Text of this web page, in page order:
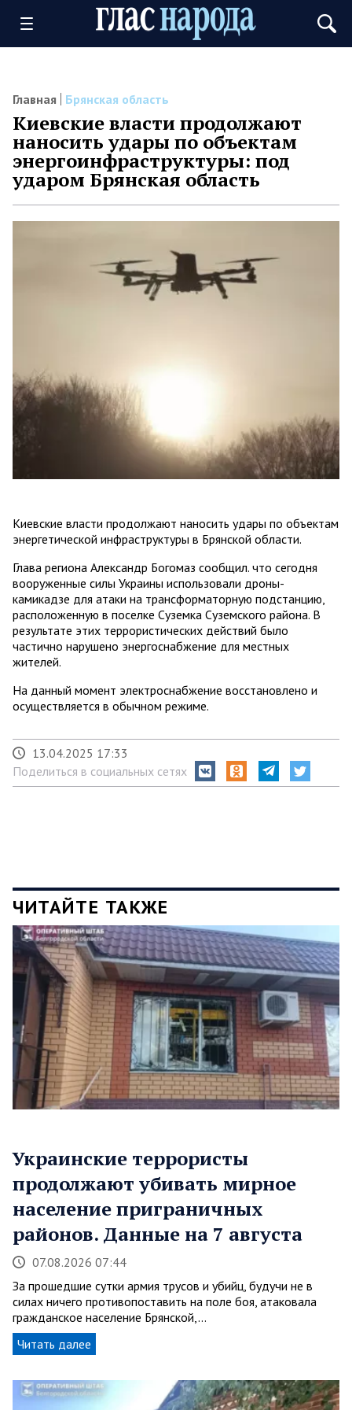
Главная Брянская область
Киевские власти продолжают
наносить удары по объектам
энергоинфраструктуры: под
ударом Брянская область
Киевские власти продолжают наносить удары по объектам
энергетической инфраструктуры в Брянской области.
Глава региона Александр Богомаз сообщил. что сегодня
вооруженные силы Украины использовали дроны-
камикадзе для атаки на трансформаторную подстанцию,
расположенную в поселке Суземка Суземского района. В
результате этих террористических действий было
частично нарушено энергоснабжение для местных
жителей.
На данный момент электроснабжение восстановлено и
осуществляется в обычном режиме.
13.04.2025 17:33
Поделиться в социальных сетях
ЧИТАЙТЕ ТАКЖЕ
Украинские террористы
продолжают убивать мирное
население приграничных
районов. Данные на 7 августа
07.08.2026 07:44
За прошедшие сутки армия трусов и убийц, будучи не в
силах ничего противопоставить на поле боя, атаковала
гражданское население Брянской,…
Читать далее